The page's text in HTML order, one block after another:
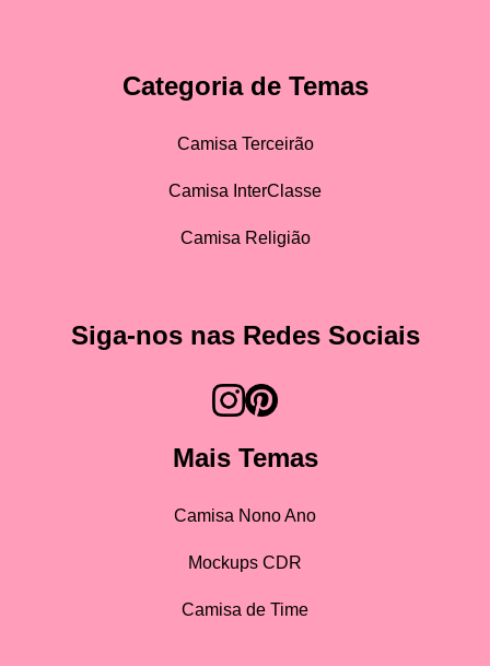
Categoria de Temas
Camisa Terceirão
Camisa InterClasse
Camisa Religião
Siga-nos nas Redes Sociais
Mais Temas
Camisa Nono Ano
Mockups CDR
Camisa de Time